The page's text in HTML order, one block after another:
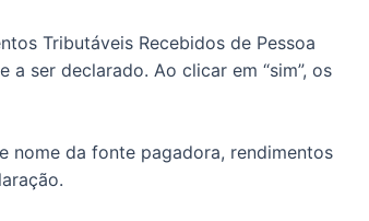
Tributáveis Recebidos de Pessoa
ser declarado. Ao clicar em “sim”, os
nome da fonte pagadora, rendimentos